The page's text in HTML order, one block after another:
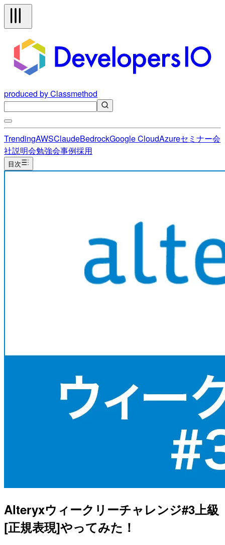
produced by Classmethod
TrendingAWSClaudeBedrockGoogle CloudAzureセミナー会
社説明会勉強会事例採用
目次
Alteryxウィークリーチャレンジ#3上級
[正規表現]やってみた！